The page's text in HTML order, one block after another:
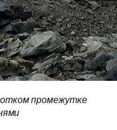
промежутке